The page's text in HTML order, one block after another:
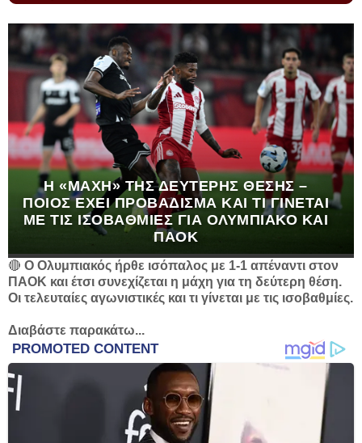
Η «ΜΆΧΗ» ΤΗΣ ΔΕΎΤΕΡΗΣ ΘΈΣΗΣ –
ΠΟΙΟΣ ΈΧΕΙ ΠΡΟΒΆΔΙΣΜΑ ΚΑΙ ΤΙ ΓΊΝΕΤΑΙ
ΜΕ ΤΙΣ ΙΣΟΒΑΘΜΊΕΣ ΓΙΑ ΟΛΥΜΠΙΑΚΌ ΚΑΙ
ΠΑΟΚ
🔴 Ο Ολυμπιακός ήρθε ισόπαλος με 1-1 απέναντι στον
ΠΑΟΚ και έτσι συνεχίζεται η μάχη για τη δεύτερη θέση.
Οι τελευταίες αγωνιστικές και τι γίνεται με τις ισοβαθμίες.
Διαβάστε παρακάτω...